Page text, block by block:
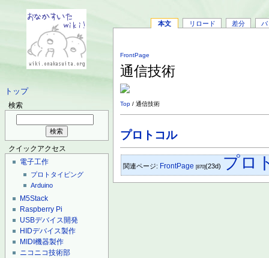
トップ
検索
クイックアクセス
電子工作
プロトタイピング
Arduino
M5Stack
Raspberry Pi
USBデバイス開発
HIDデバイス製作
MIDI機器製作
ニコニコ技術部
本文 リロード 差分 バ
FrontPage
通信技術
Top / 通信技術
プロトコル
関連ページ: FrontPage [870](23d) プロ